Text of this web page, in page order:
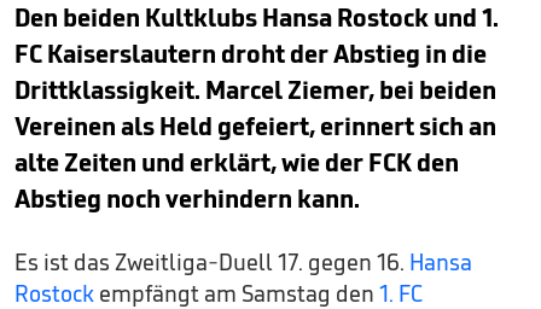
Den beiden Kultklubs Hansa Rostock und 1.
FC Kaiserslautern droht der Abstieg in die
Drittklassigkeit. Marcel Ziemer, bei beiden
Vereinen als Held gefeiert, erinnert sich an
alte Zeiten und erklärt, wie der FCK den
Abstieg noch verhindern kann.
Es ist das Zweitliga-Duell 17. gegen 16. Hansa
Rostock empfängt am Samstag den 1. FC